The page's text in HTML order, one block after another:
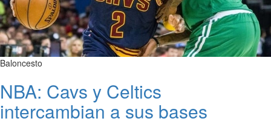
Baloncesto
NBA: Cavs y Celtics
intercambian a sus bases